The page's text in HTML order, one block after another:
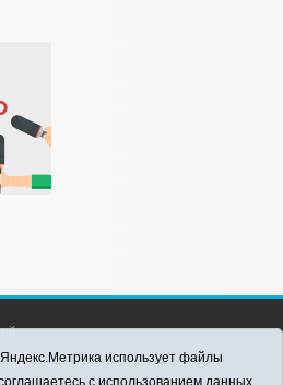
использует файлы
с использованием данных